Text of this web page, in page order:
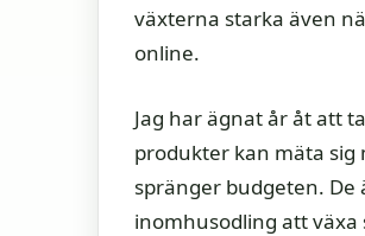
växterna starka även
online.
Jag har ägnat år åt att
produkter kan mäta sig
spränger budgeten.
inomhusodling att växa